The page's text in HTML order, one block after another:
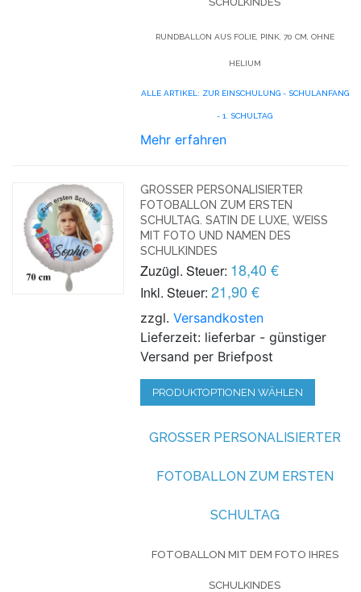
RUNDBALLON AUS FOLIE, PINK, 70 CM, OHNE
HELIUM
ALLE ARTIKEL: ZUR EINSCHULUNG - SCHULANFANG
- 1. SCHULTAG
Mehr erfahren
GROSSER PERSONALISIERTER F
OTOBALLON ZUM ERSTEN S
CHULTAG. SATIN DE LUXE, WEISS MI
T FOTO UND NAMEN DES SC
HULKINDES
Zuzügl. Steuer: 18,40 €
Inkl. Steuer: 21,90 €
zzgl.Versandkosten
Lieferzeit: lieferbar - günstiger
Versand per Briefpost
PRODUKTOPTIONEN WÄHLEN
GROSSER PERSONALISIERTER F
OTOBALLON ZUM ERSTEN S
CHULTAG
FOTOBALLON MIT DEM FOTO IHRES
SCHULKINDES